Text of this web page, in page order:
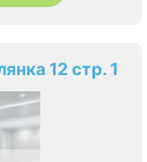
12 стр. 1